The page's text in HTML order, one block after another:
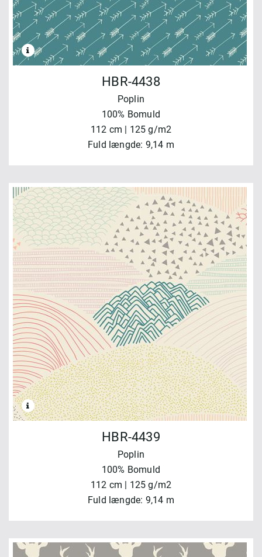
HBR-4438
Poplin
100% Bomuld
112 cm | 125 g/m2
Fuld længde: 9,14 m
HBR-4439
Poplin
100% Bomuld
112 cm | 125 g/m2
Fuld længde: 9,14 m